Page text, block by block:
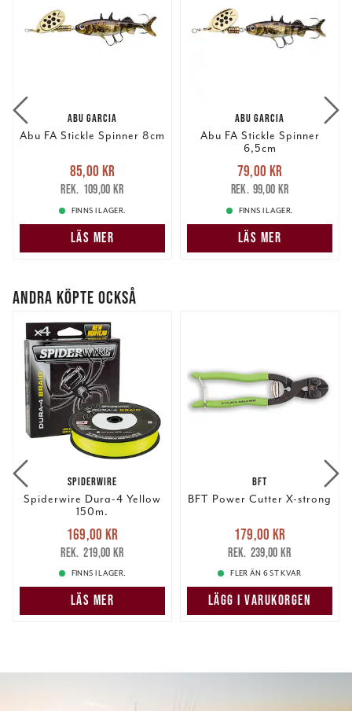
ABU GARCIA
Abu FA Stickle Spinner 8cm
Nuvarande pris
85,00 krTidigare pris
109,00 kr
85,00 kr
109,00 kr
FINNS I LAGER.
LÄS MER
ABU GARCIA
Abu FA Stickle Spinner
6,5cm
Nuvarande pris
79,00 krTidigare pris
99,00 kr
79,00 kr
99,00 kr
FINNS I LAGER.
LÄS MER
ANDRA KÖPTE OCKSÅ
SPIDERWIRE
Spiderwire Dura-4 Yellow
150m.
Nuvarande pris
169,00 krTidigare pris
219,00 kr
169,00 kr
219,00 kr
FINNS I LAGER.
LÄS MER
BFT
BFT Power Cutter X-strong
Nuvarande pris
179,00 krTidigare pris
239,00 kr
179,00 kr
239,00 kr
FLER ÄN 6 ST KVAR
LÄGG I VARUKORGEN